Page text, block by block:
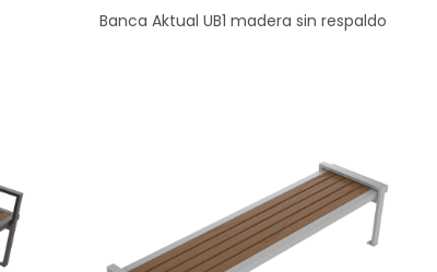
Banca Aktual UB1 madera sin respaldo